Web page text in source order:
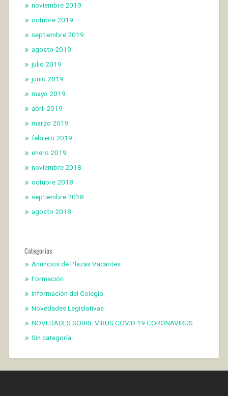
noviembre 2019
octubre 2019
septiembre 2019
agosto 2019
julio 2019
junio 2019
mayo 2019
abril 2019
marzo 2019
febrero 2019
enero 2019
noviembre 2018
octubre 2018
septiembre 2018
agosto 2018
Categorías
Anuncios de Plazas Vacantes
Formación
Información del Colegio
Novedades Legislativas
NOVEDADES SOBRE VIRUS COVID 19 CORONAVIRUS
Sin categoría